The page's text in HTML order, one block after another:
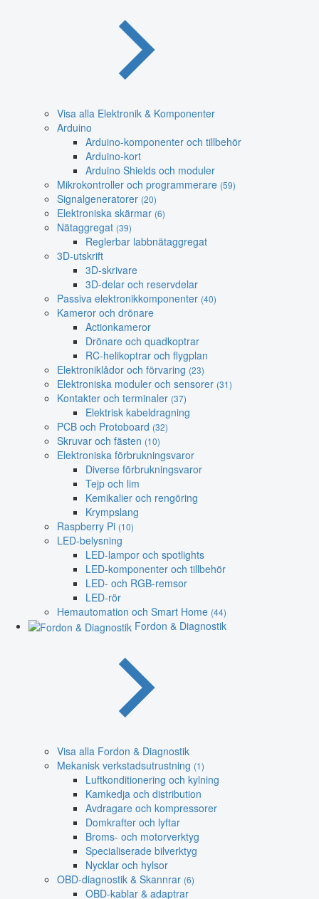
Visa alla Elektronik & Komponenter
Arduino
Arduino-komponenter och tillbehör
Arduino-kort
Arduino Shields och moduler
Mikrokontroller och programmerare (59)
Signalgeneratorer (20)
Elektroniska skärmar (6)
Nätaggregat (39)
Reglerbar labbnätaggregat
3D-utskrift
3D-skrivare
3D-delar och reservdelar
Passiva elektronikkomponenter (40)
Kameror och drönare
Actionkameror
Drönare och quadkoptrar
RC-helikoptrar och flygplan
Elektroniklådor och förvaring (23)
Elektroniska moduler och sensorer (31)
Kontakter och terminaler (37)
Elektrisk kabeldragning
PCB och Protoboard (32)
Skruvar och fästen (10)
Elektroniska förbrukningsvaror
Diverse förbrukningsvaror
Tejp och lim
Kemikalier och rengöring
Krympslang
Raspberry Pi (10)
LED-belysning
LED-lampor och spotlights
LED-komponenter och tillbehör
LED- och RGB-remsor
LED-rör
Hemautomation och Smart Home (44)
Fordon & Diagnostik
Visa alla Fordon & Diagnostik
Mekanisk verkstadsutrustning (1)
Luftkonditionering och kylning
Kamkedja och distribution
Avdragare och kompressorer
Domkrafter och lyftar
Broms- och motorverktyg
Specialiserade bilverktyg
Nycklar och hylsor
OBD-diagnostik & Skannrar (6)
OBD-kablar & adaptrar